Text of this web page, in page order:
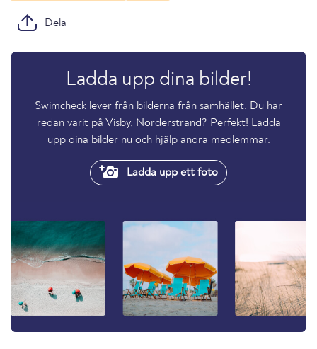
Dela
Ladda upp dina bilder!
Swimcheck lever från bilderna från samhället. Du har
redan varit på Visby, Norderstrand? Perfekt! Ladda
upp dina bilder nu och hjälp andra medlemmar.
Ladda upp ett foto